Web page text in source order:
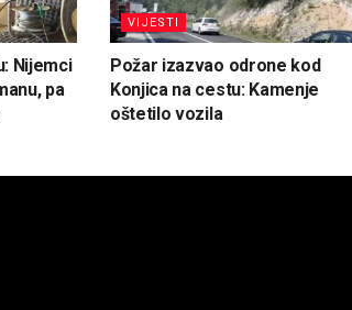
Nijemci
pa
VIJESTI
Požar izazvao odrone kod
Konjica na cestu: Kamenje
oštetilo vozila